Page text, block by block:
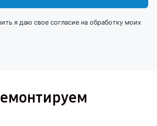
я даю свое согласие на обработку моих